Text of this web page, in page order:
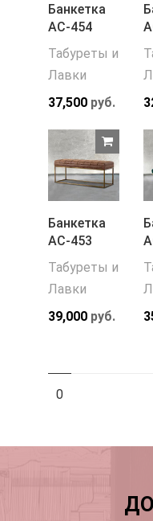
Банкетка
АС-454
Табуреты и
Лавки
37,500 руб.
Банкетка
АС-453
Табуреты и
Лавки
39,000 руб.
0